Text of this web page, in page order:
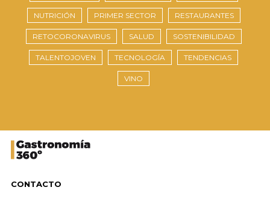
NUTRICIÓN PRIMER SECTOR RESTAURANTES
RETOCORONAVIRUS SALUD SOSTENIBILIDAD
TALENTOJOVEN TECNOLOGÍA TENDENCIAS
VINO
CONTACTO